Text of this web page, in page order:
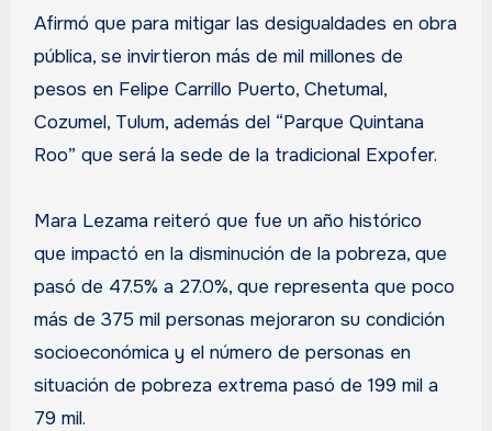
Afirmó que para mitigar las desigualdades en obra
pública, se invirtieron más de mil millones de
pesos en Felipe Carrillo Puerto, Chetumal,
Cozumel, Tulum, además del “Parque Quintana
Roo” que será la sede de la tradicional Expofer.
Mara Lezama reiteró que fue un año histórico
que impactó en la disminución de la pobreza, que
pasó de 47.5% a 27.0%, que representa que poco
más de 375 mil personas mejoraron su condición
socioeconómica y el número de personas en
situación de pobreza extrema pasó de 199 mil a
79 mil.